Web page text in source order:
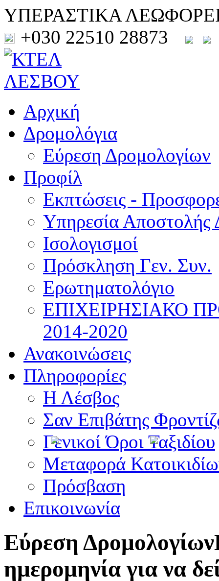
ΥΠΕΡΑΣΤΙΚΑ
+030 22510 28873
Αρχική
Δρομολόγια
Εύρεση Δρομολογίων
Προφίλ
Εκπτώσεις -
Υπηρεσία Αποστολής
Ισολογισμοί
Πρόσκληση Γεν. Συν.
Ερωτηματολόγιο
ΕΠΙΧΕΙΡΗΣΙΑΚΟ
2014-2020
Ανακοινώσεις
Πληροφορίες
Η Λέσβος
Σαν Επιβάτης
Γενικοί Όροι Ταξιδίου
Μεταφορά
Πρόσβαση
Επικοινωνία
Εύρεση Δρομολογίων
ημερομηνία για να